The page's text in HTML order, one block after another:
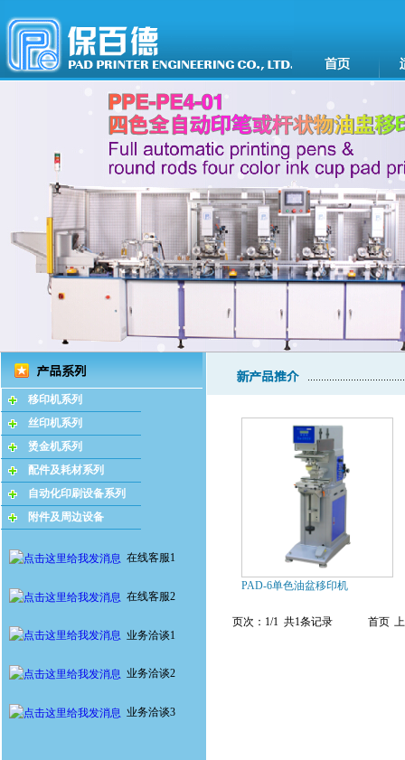
移印机系列
丝印机系列
烫金机系列
配件及耗材系列
自动化印刷设备系列
附件及周边设备
在线客服1
在线客服2
业务洽谈1
业务洽谈2
业务洽谈3
PAD-6单色油盆移印机
页次：1/1 共1条记录 首页